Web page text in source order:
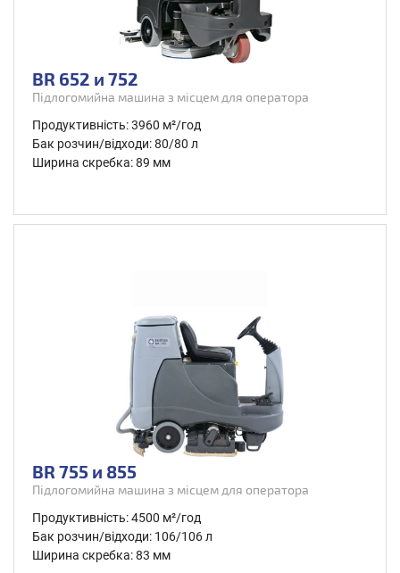
BR 652 и 752
Підлогомийна машина з місцем для оператора
Продуктивність: 3960 м²/год
Бак розчин/відходи: 80/80 л
Ширина скребка: 89 мм
BR 755 и 855
Підлогомийна машина з місцем для оператора
Продуктивність: 4500 м²/год
Бак розчин/відходи: 106/106 л
Ширина скребка: 83 мм